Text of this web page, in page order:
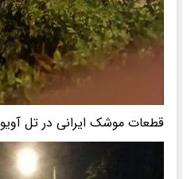
قطعات موشک ایرانی در تل آویو